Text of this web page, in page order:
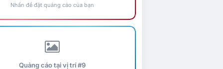
Nhấn để đặt quảng cáo của bạn
Quảng cáo tại vị trí #9